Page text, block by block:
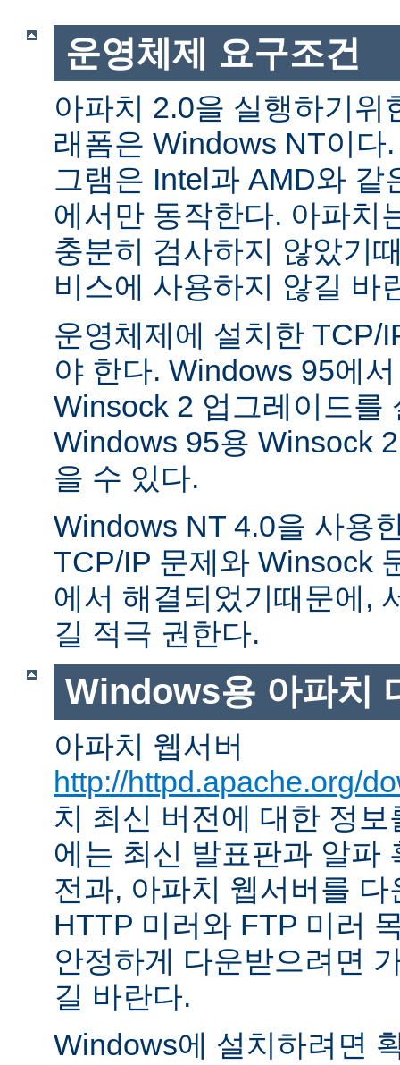
운영체제 요구조건
아파치 2.0을 실행하기위
래폼은 Windows NT이다
그램은 Intel과 AMD와 같
에서만 동작한다. 아파치
충분히 검사하지 않았기
비스에 사용하지 않길 바
운영체제에 설치한 TCP/
야 한다. Windows 95에
Winsock 2 업그레이드를
Windows 95용 Winsock
을 수 있다.
Windows NT 4.0을 사용
TCP/IP 문제와 Winsock
에서 해결되었기때문에,
길 적극 권한다.
Windows용 아파치
아파치 웹서버
http://httpd.apache.org/
치 최신 버전에 대한 정
에는 최신 발표판과 알파
전과, 아파치 웹서버를
HTTP 미러와 FTP 미러
안정하게 다운받으려면
길 바란다.
Windows에 설치하려면